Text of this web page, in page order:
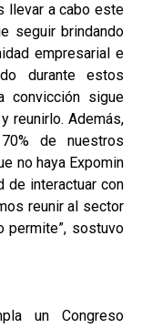
llevar a cabo este
seguir brindando
empresarial e
durante estos
convicción sigue
reunirlo. Además,
de nuestros
no haya Expomin
de interactuar con
reunir al sector
permite”, sostuvo
un Congreso